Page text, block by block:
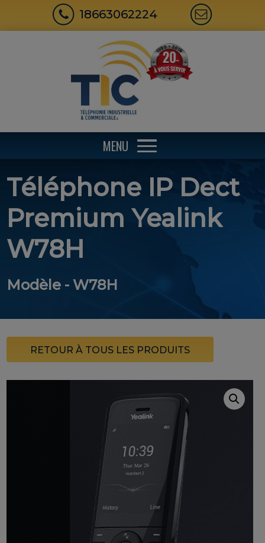
18663062224
MENU
Téléphone IP Dect
Premium Yealink
W78H
Modèle - W78H
RETOUR À TOUS LES PRODUITS